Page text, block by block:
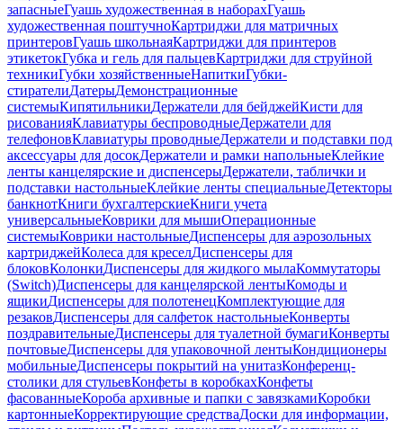
запасныеГуашь художественная в наборахГуашь
художественная поштучноКартриджи для матричных
принтеровГуашь школьнаяКартриджи для принтеров
этикетокГубка и гель для пальцевКартриджи для струйной
техникиГубки хозяйственныеНапиткиГубки-
стирателиДатерыДемонстрационные
системыКипятильникиДержатели для бейджейКисти для
рисованияКлавиатуры беспроводныеДержатели для
телефоновКлавиатуры проводныеДержатели и подставки под
аксессуары для досокДержатели и рамки напольныеКлейкие
ленты канцелярские и диспенсерыДержатели, таблички и
подставки настольныеКлейкие ленты специальныеДетекторы
банкнотКниги бухгалтерскиеКниги учета
универсальныеКоврики для мышиОперационные
системыКоврики настольныеДиспенсеры для аэрозольных
картриджейКолеса для креселДиспенсеры для
блоковКолонкиДиспенсеры для жидкого мылаКоммутаторы
(Switch)Диспенсеры для канцелярской лентыКомоды и
ящикиДиспенсеры для полотенецКомплектующие для
резаковДиспенсеры для салфеток настольныеКонверты
поздравительныеДиспенсеры для туалетной бумагиКонверты
почтовыеДиспенсеры для упаковочной лентыКондиционеры
мобильныеДиспенсеры покрытий на унитазКонференц-
столики для стульевКонфеты в коробкахКонфеты
фасованныеКороба архивные и папки с завязкамиКоробки
картонныеКорректирующие средстваДоски для информации,